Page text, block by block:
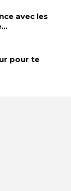
avec les
pour te